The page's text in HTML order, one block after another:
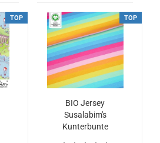
TOP TOP
BIO Jersey
Susalabim's
Kunterbunte